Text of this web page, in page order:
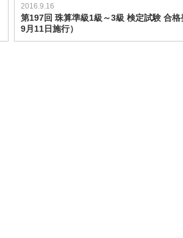
2016.9.16
第197回 珠算準級1級～3級 検定試験 合
9月11日施行）